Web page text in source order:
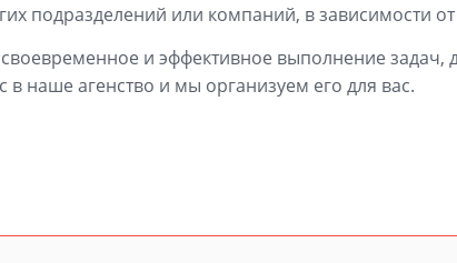
подразделений или компаний, в зависимости
и эффективное выполнение задач,
в наше агенство и мы организуем его для вас.